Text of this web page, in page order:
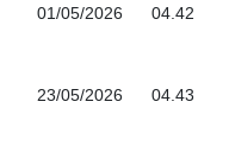
01/05/2026 04.42
23/05/2026 04.43